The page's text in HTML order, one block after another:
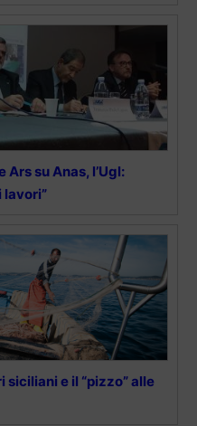
su Anas, l’Ugl:
lavori”
e il “pizzo” alle